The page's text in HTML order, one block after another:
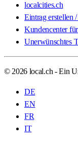
localcities.ch
Eintrag erstellen
Kundencenter
Unerwünschtes
© 2026 local.ch - Ein
DE
EN
FR
IT